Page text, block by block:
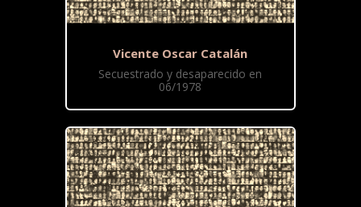
Vicente Oscar Catalán
Secuestrado y desaparecido en
06/1978